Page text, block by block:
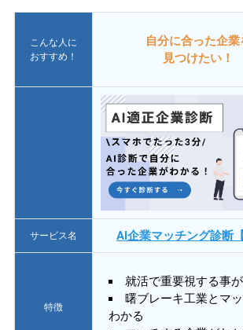
こんな人に
おすすめ！
自分に合った企業
見つけたい！
サービス名 AI企業マッチング診断【
特徴
就活で重要視する事
曙ブレーキ工業とマ
わかる